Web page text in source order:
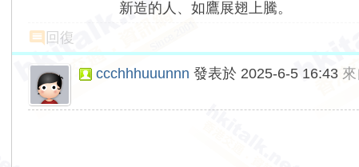
新造的人、如鷹展翅上騰。
回復
ccchhhuuunnn 發表於 2025-6-5 16:43